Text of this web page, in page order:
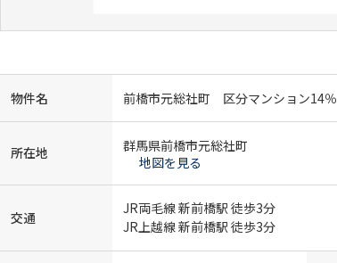
物件名 前橋市元総社町 区分マンション14％
所在地
群馬県前橋市元総社町
地図を見る
交通
JR両毛線 新前橋駅 徒歩3分
JR上越線 新前橋駅 徒歩3分